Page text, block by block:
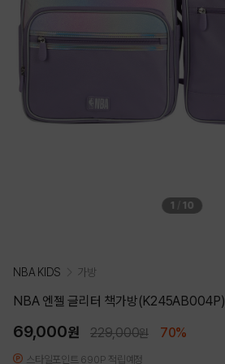
1 10
NBA KIDS 가방
NBA 엔젤 글리터 책가방(K245AB004P)
69,000원 229,000원 70%
스타일포인트 690P 적립예정